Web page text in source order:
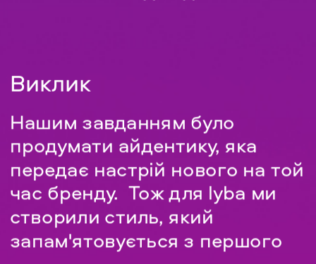
Виклик
Нашим завданням було
продумати айдентику, яка
передає настрій нового на той
час бренду.  Тож для lyba ми
створили стиль, який